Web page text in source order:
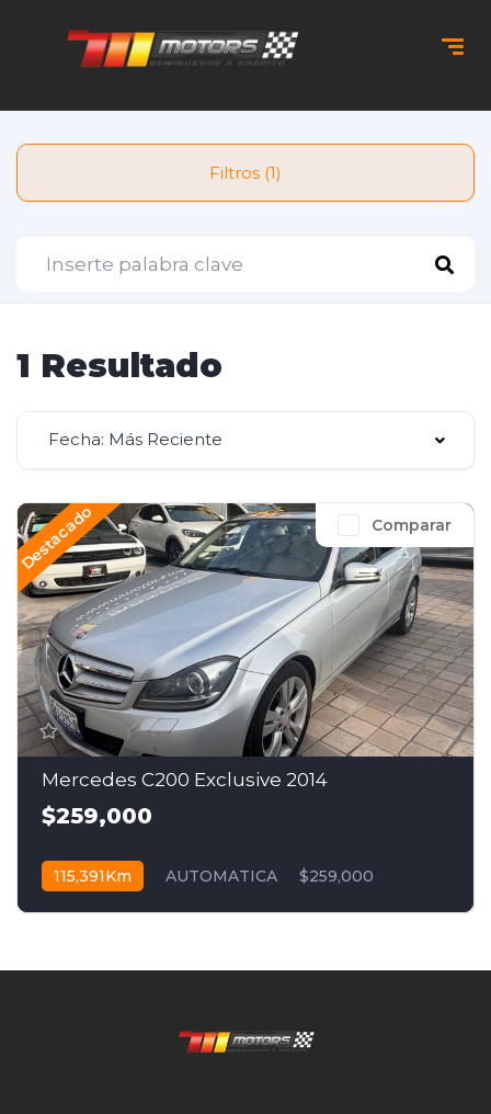
Filtros (1)
1 Resultado
Fecha: Más Reciente
Comparar
Destacado
Mercedes C200 Exclusive 2014
$259,000
115,391Km AUTOMATICA $259,000